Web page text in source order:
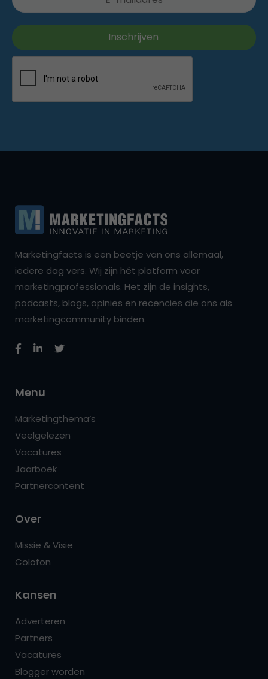
Marketingfacts is een beetje van ons allemaal,
iedere dag vers. Wij zijn hét platform voor
marketingprofessionals. Het zijn de insights,
podcasts, blogs, opinies en recencies die ons als
marketingcommunity binden.
Menu
Marketingthema’s
Veelgelezen
Vacatures
Jaarboek
Partnercontent
Over
Missie & Visie
Colofon
Kansen
Adverteren
Partners
Vacatures
Blogger worden